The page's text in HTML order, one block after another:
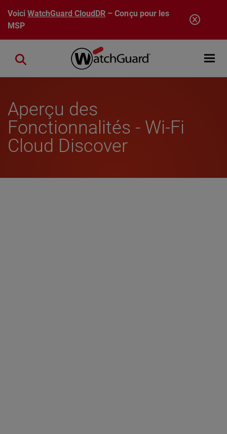
Aller au contenu principal
VoiciWatchGuard CloudDR – Conçu pour les
MSP
Open
Close search
Aperçu des
Fonctionnalités - Wi-Fi
Cloud Discover